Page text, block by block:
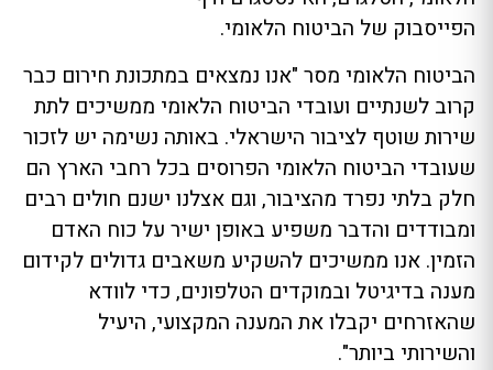
הפייסבוק של הביטוח הלאומי.
הביטוח הלאומי מסר "אנו נמצאים במתכונת חירום כבר
קרוב לשנתיים ועובדי הביטוח הלאומי ממשיכים לתת
שירות שוטף לציבור הישראלי. באותה נשימה יש לזכור
שעובדי הביטוח הלאומי הפרוסים בכל רחבי הארץ הם
חלק בלתי נפרד מהציבור, וגם אצלנו ישנם חולים רבים
ומבודדים והדבר משפיע באופן ישיר על כוח האדם
הזמין. אנו ממשיכים להשקיע משאבים גדולים לקידום
מענה בדיגיטל ובמוקדים הטלפונים, כדי לוודא
שהאזרחים יקבלו את המענה המקצועי, היעיל
והשירותי ביותר".